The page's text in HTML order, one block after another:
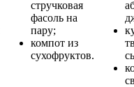
стручковая
фасоль на
пару;
компот из
сухофруктов.